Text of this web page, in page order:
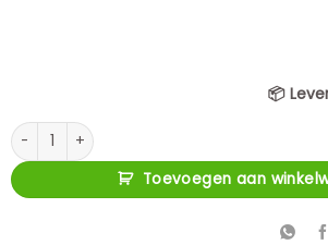
📦
Spiegel Ayla orange aantal
Toevoegen aan